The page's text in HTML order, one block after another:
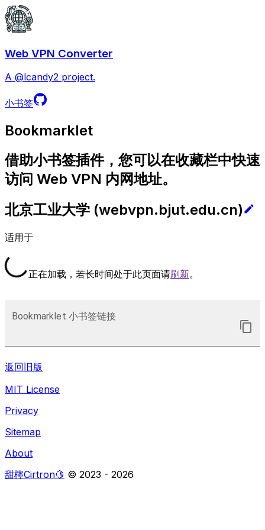
Web VPN Converter
A @lcandy2 project.
小书签
Bookmarklet
借助小书签插件，您可以在收藏栏中快速
访问 Web VPN 内网地址。
北京工业大学 (webvpn.bjut.edu.cn)
适用于
正在加载，若长时间处于此页面请刷新。
Bookmarklet 小书签链接
返回旧版
MIT License
Privacy
Sitemap
About
甜檸Cirtron🍋 © 2023 - 2026